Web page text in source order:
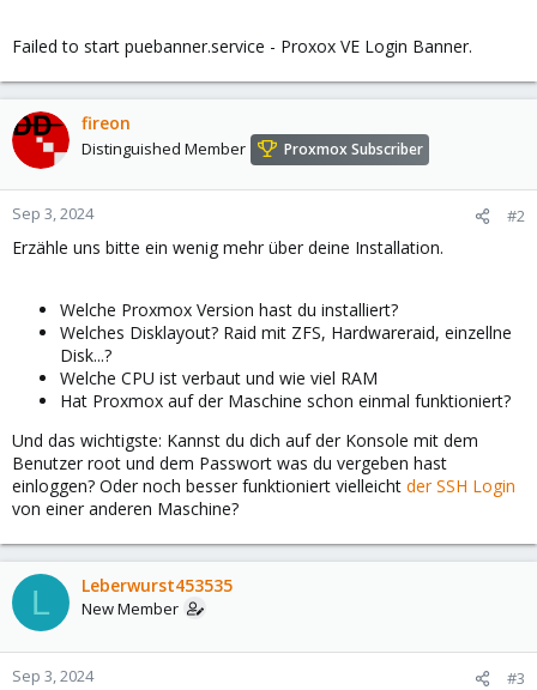
Failed to start puebanner.service - Proxox VE Login Banner.
fireon
Distinguished Member Proxmox Subscriber
Sep 3, 2024 #2
Erzähle uns bitte ein wenig mehr über deine Installation.
Welche Proxmox Version hast du installiert?
Welches Disklayout? Raid mit ZFS, Hardwareraid, einzellne
Disk...?
Welche CPU ist verbaut und wie viel RAM
Hat Proxmox auf der Maschine schon einmal funktioniert?
Und das wichtigste: Kannst du dich auf der Konsole mit dem
Benutzer root und dem Passwort was du vergeben hast
einloggen? Oder noch besser funktioniert vielleicht der SSH Login
von einer anderen Maschine?
L Leberwurst453535
New Member
Sep 3, 2024 #3